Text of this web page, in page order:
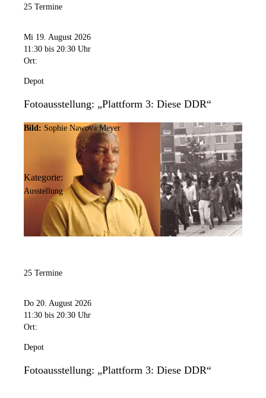
25 Termine
Mi 19. August 2026
11:30 bis 20:30 Uhr
Ort:
Depot
Fotoausstellung: „Plattform 3: Diese DDR“
Bild: Sophie Nawova Meyer
Kategorie:
Ausstellung
25 Termine
Do 20. August 2026
11:30 bis 20:30 Uhr
Ort:
Depot
Fotoausstellung: „Plattform 3: Diese DDR“